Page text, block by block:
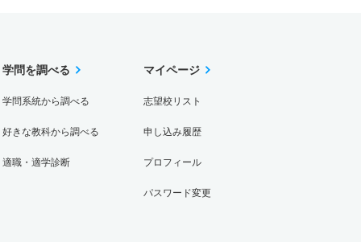
学問を調べる
学問系統から調べる
好きな教科から調べる
適職・適学診断
マイページ
志望校リスト
申し込み履歴
プロフィール
パスワード変更